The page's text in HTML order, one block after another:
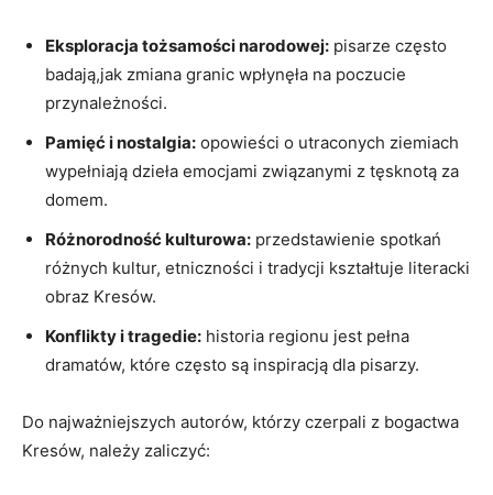
Eksploracja tożsamości narodowej: pisarze często
badają,jak zmiana granic wpłynęła na poczucie
przynależności.
Pamięć i nostalgia: opowieści o utraconych ziemiach
wypełniają dzieła emocjami związanymi z tęsknotą za
domem.
Różnorodność kulturowa: przedstawienie spotkań
różnych kultur, etniczności i tradycji kształtuje literacki
obraz Kresów.
Konflikty i tragedie: historia regionu jest pełna
dramatów, które często są inspiracją dla pisarzy.
Do najważniejszych autorów, którzy czerpali z bogactwa
Kresów, należy zaliczyć: